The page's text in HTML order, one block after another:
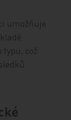
umožňuje
což